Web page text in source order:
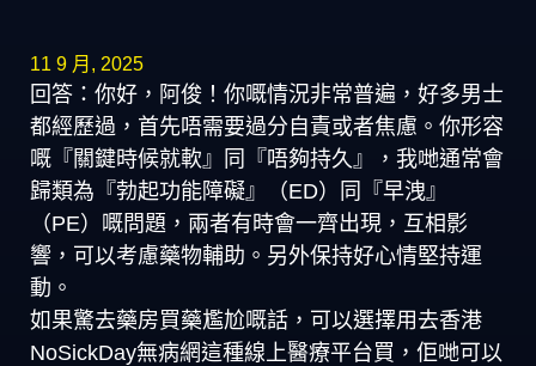
11 9 月, 2025
回答：你好，阿俊！你嘅情況非常普遍，好多男士
都經歷過，首先唔需要過分自責或者焦慮。你形容
嘅『關鍵時候就軟』同『唔夠持久』，我哋通常會
歸類為『勃起功能障礙』（ED）同『早洩』
（PE）嘅問題，兩者有時會一齊出現，互相影
響，可以考慮藥物輔助。另外保持好心情堅持運
動。
如果驚去藥房買藥尷尬嘅話，可以選擇用去香港
NoSickDay無病網這種線上醫療平台買，佢哋可以